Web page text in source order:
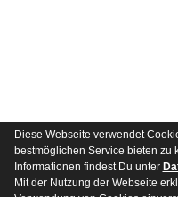
Besucherstatistik
Diese Webseite verwendet
bestmöglichen Service bieten zu
Informationen findest Du unter
Mit der Nutzung der Webseite